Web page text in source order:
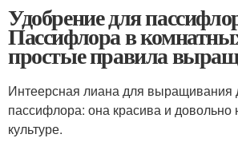
Удобрение для
Пассифлора в
простые правила
Интеерсная лиана для выращивания
пассифлора: она красива и довольно
культуре.